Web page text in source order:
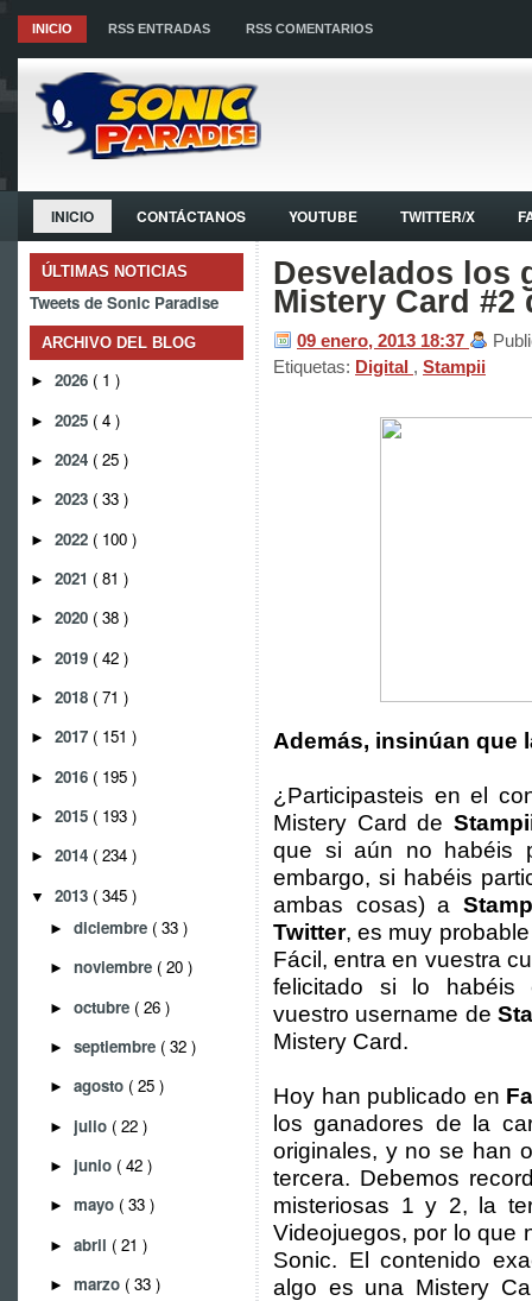
INICIO RSS ENTRADAS RSS COMENTARIOS
INICIO CONTÁCTANOS YOUTUBE TWITTER/X
ÚLTIMAS NOTICIAS
Tweets de Sonic Paradise
ARCHIVO DEL BLOG
► 2026 ( 1 )
► 2025 ( 4 )
► 2024 ( 25 )
► 2023 ( 33 )
► 2022 ( 100 )
► 2021 ( 81 )
► 2020 ( 38 )
► 2019 ( 42 )
► 2018 ( 71 )
► 2017 ( 151 )
► 2016 ( 195 )
► 2015 ( 193 )
► 2014 ( 234 )
▼ 2013 ( 345 )
► diciembre ( 33 )
► noviembre ( 20 )
► octubre ( 26 )
► septiembre ( 32 )
► agosto ( 25 )
► julio ( 22 )
► junio ( 42 )
► mayo ( 33 )
► abril ( 21 )
► marzo ( 33 )
Desvelados los
Mistery Card #2
09 enero, 2013 18:37
Etiquetas: Digital , Stampii
Además, insinúan que
¿Participasteis en el
Mistery Card de
que si aún no habéis
embargo, si habéis
ambas cosas) a
Twitter, es muy
Fácil, entra en vuestra
felicitado si lo habéis
vuestro username de
Mistery Card.
Hoy han publicado en
los ganadores de la
originales, y no se han
tercera. Debemos
misteriosas 1 y 2, la
Videojuegos, por lo que
Sonic. El contenido
algo es una Mistery